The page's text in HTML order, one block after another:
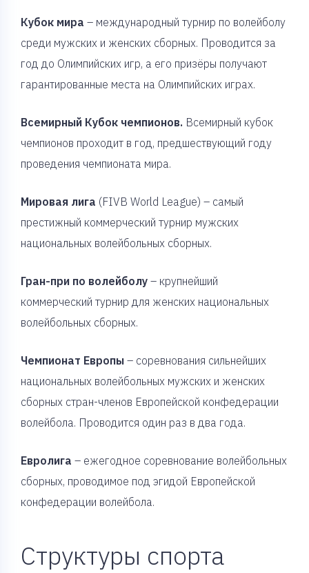
Кубок мира – международный турнир по волейболу
среди мужских и женских сборных. Проводится за
год до Олимпийских игр, а его призёры получают
гарантированные места на Олимпийских играх.
Всемирный Кубок чемпионов. Всемирный кубок
чемпионов проходит в год, предшествующий году
проведения чемпионата мира.
Мировая лига (FIVB World League) – самый
престижный коммерческий турнир мужских
национальных волейбольных сборных.
Гран-при по волейболу – крупнейший
коммерческий турнир для женских национальных
волейбольных сборных.
Чемпионат Европы – соревнования сильнейших
национальных волейбольных мужских и женских
сборных стран-членов Европейской конфедерации
волейбола. Проводится один раз в два года.
Евролига – ежегодное соревнование волейбольных
сборных, проводимое под эгидой Европейской
конфедерации волейбола.
Структуры спорта